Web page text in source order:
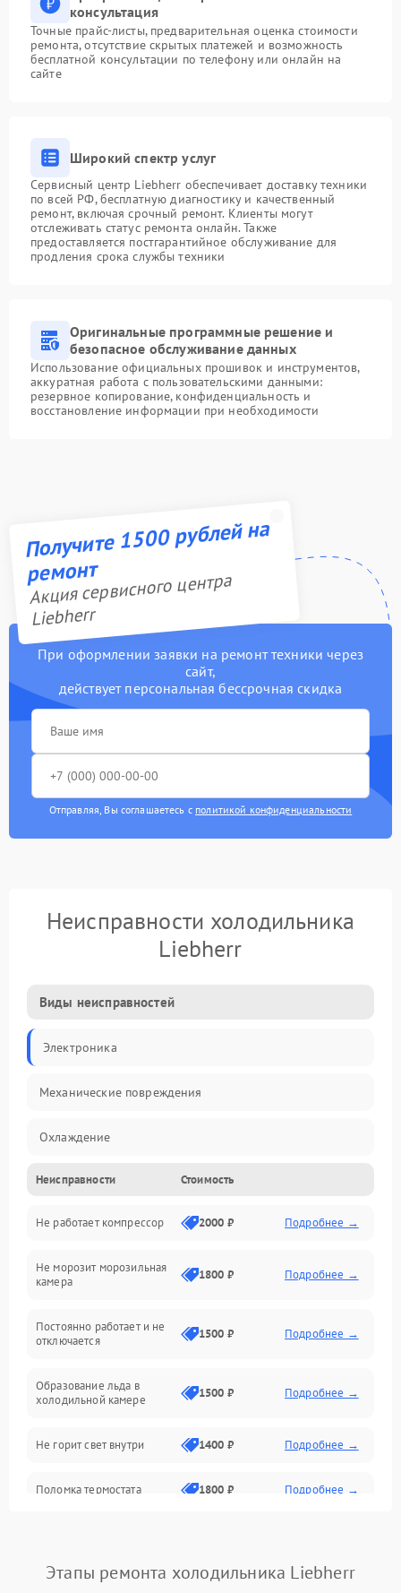
консультация
Точные прайс-листы, предварительная оценка стоимости
ремонта, отсутствие скрытых платежей и возможность
бесплатной консультации по телефону или онлайн на
сайте
Широкий спектр услуг
Сервисный центр Liebherr обеспечивает доставку техники
по всей РФ, бесплатную диагностику и качественный
ремонт, включая срочный ремонт. Клиенты могут
отслеживать статус ремонта онлайн. Также
предоставляется постгарантийное обслуживание для
продления срока службы техники
Оригинальные программные решение и
безопасное обслуживание данных
Использование официальных прошивок и инструментов,
аккуратная работа с пользовательскими данными:
резервное копирование, конфиденциальность и
восстановление информации при необходимости
Получите 1500 рублей на
ремонт
Акция сервисного центра
Liebherr
При оформлении заявки на ремонт техники через
сайт,
действует персональная бессрочная скидка
Отправляя, Вы соглашаетесь с политикой конфиденциальности
Неисправности холодильника
Liebherr
Виды неисправностей
Электроника
Механические повреждения
Охлаждение
Механика
Электропитание
Дренаж
Неисправности Стоимость
Не работает компрессор 2000 ₽ Подробнее →
Не морозит морозильная
камера
1800 ₽ Подробнее →
Постоянно работает и не
отключается
1500 ₽ Подробнее →
Образование льда в
холодильной камере
1500 ₽ Подробнее →
Не горит свет внутри 1400 ₽ Подробнее →
Поломка термостата 1800 ₽ Подробнее →
Поломка системы No Frost 2600 ₽ Подробнее →
Этапы ремонта холодильника Liebherr